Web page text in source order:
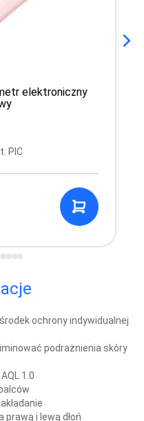
elektroniczny
PIC
ochrony indywidualnej
podrażnienia skóry
1.0
i lewą dłoń